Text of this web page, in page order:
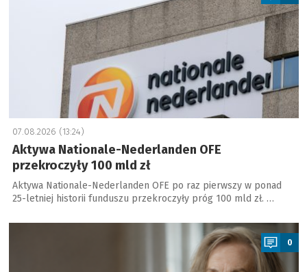
07.08.2026 (13:24)
Aktywa Nationale-Nederlanden OFE
przekroczyły 100 mld zł
Aktywa Nationale-Nederlanden OFE po raz pierwszy w ponad
25-letniej historii funduszu przekroczyły próg 100 mld zł. …
a
0